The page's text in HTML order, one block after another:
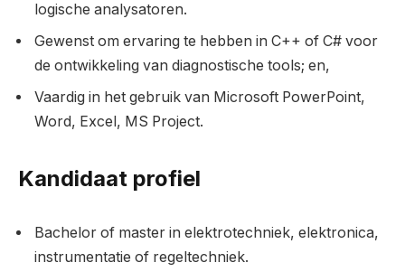
logische analysatoren.
Gewenst om ervaring te hebben in C++ of C# voor
de ontwikkeling van diagnostische tools; en,
Vaardig in het gebruik van Microsoft PowerPoint,
Word, Excel, MS Project.
Kandidaat profiel
Bachelor of master in elektrotechniek, elektronica,
instrumentatie of regeltechniek.